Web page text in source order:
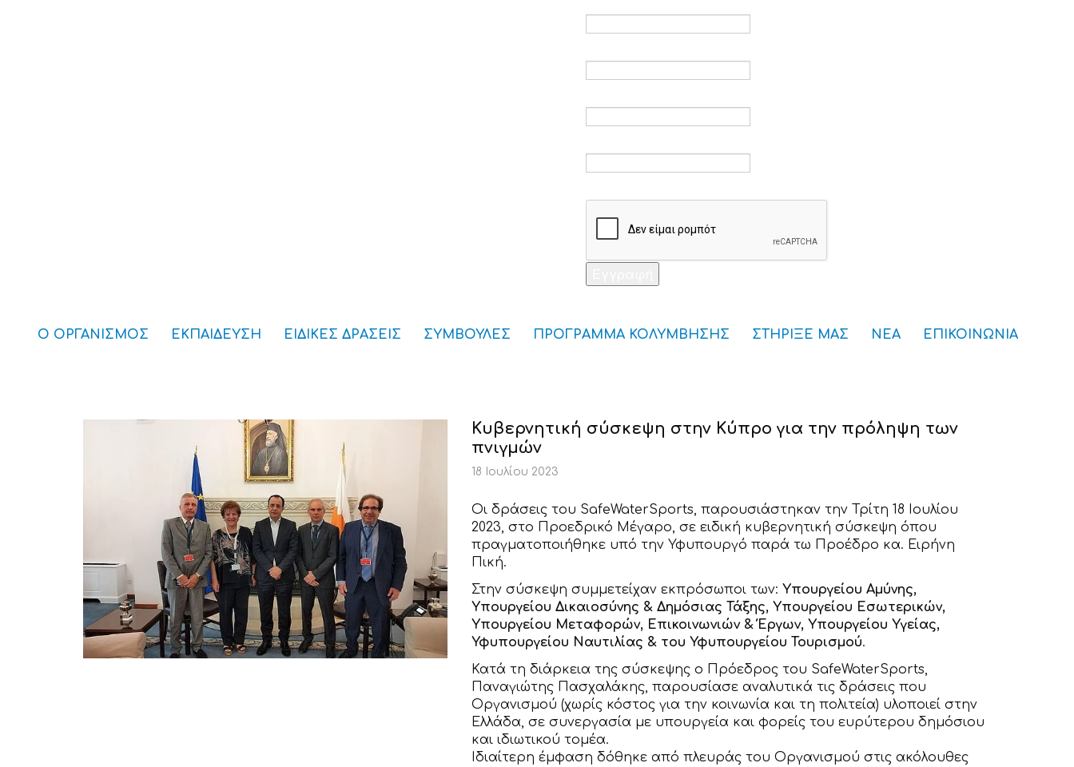
Ο ΟΡΓΑΝΙΣΜΟΣ ΕΚΠΑΙΔΕΥΣΗ ΕΙΔΙΚΕΣ ΔΡΑΣΕΙΣ ΣΥΜΒΟΥΛΕΣ ΠΡΟΓΡΑΜΜΑ ΚΟΛΥΜΒΗΣΗΣ ΣΤΗΡΙΞΕ ΜΑΣ ΝΕΑ ΕΠΙΚΟΙΝΩΝΙΑ
Kυβερνητική σύσκεψη στην Κύπρο για την πρόληψη των
πνιγμών
18 Ιουλίου 2023
Οι δράσεις του SafeWaterSports, παρουσιάστηκαν την Τρίτη 18 Ιουλίου
2023, στο Προεδρικό Μέγαρο, σε ειδική κυβερνητική σύσκεψη όπου
πραγματοποιήθηκε υπό την Υφυπουργό παρά τω Προέδρο κα. Ειρήνη
Πική.
Στην σύσκεψη συμμετείχαν εκπρόσωποι των: Υπουργείου Αμύνης,
Υπουργείου Δικαιοσύνης & Δημόσιας Τάξης, Υπουργείου Εσωτερικών,
Υπουργείου Μεταφορών, Επικοινωνιών & Έργων, Υπουργείου Υγείας,
Υφυπουργείου Ναυτιλίας & του Υφυπουργείου Τουρισμού.
Κατά τη διάρκεια της σύσκεψης ο Πρόεδρος του SafeWaterSports,
Παναγιώτης Πασχαλάκης, παρουσίασε αναλυτικά τις δράσεις που
Οργανισμού (χωρίς κόστος για την κοινωνία και τη πολιτεία) υλοποιεί στην
Ελλάδα, σε συνεργασία με υπουργεία και φορείς του ευρύτερου δημόσιου
και ιδιωτικού τομέα.
Ιδιαίτερη έμφαση δόθηκε από πλευράς του Οργανισμού στις ακόλουθες